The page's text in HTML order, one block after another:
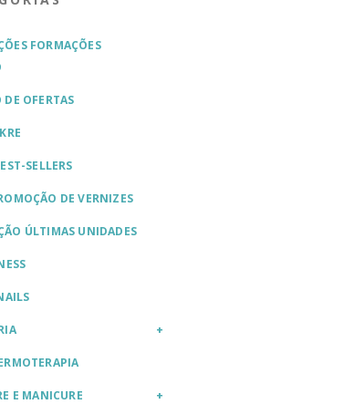
FORMAÇÕES
DE OFERTAS
SELLERS
DE VERNIZES
ÚLTIMAS UNIDADES
E MANICURE